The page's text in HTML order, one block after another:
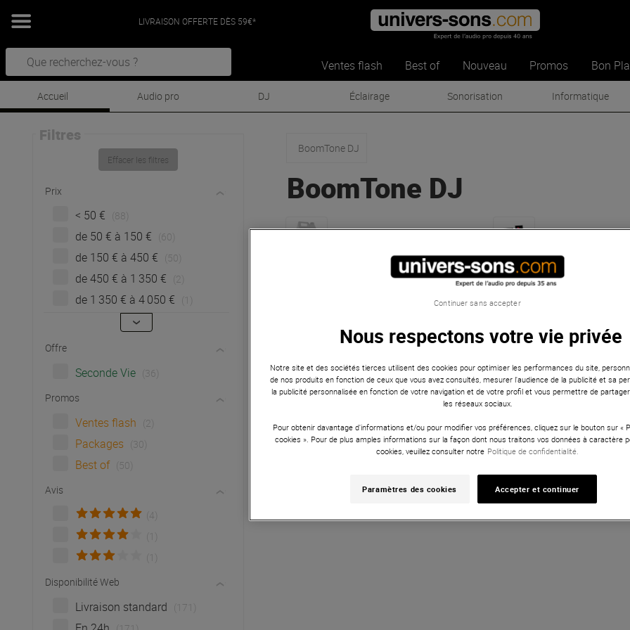
LIVRAISON OFFERTE DÈS 59€*
Ventes flash Best of Nouveau Promos Bon
Accueil Audio pro DJ Éclairage Sonorisation Informatique
Filtres
Effacer les filtres
Prix
< 50 € (88)
de 50 € à 150 € (60)
de 150 € à 450 € (50)
de 450 € à 1 350 € (2)
de 1 350 € à 4 050 €
Offre
Seconde Vie
(36)
Promos
Ventes flash (2)
Packages (30)
Best of
(50)
Avis
(4)
Disponibilité Web
Livraison standard (171)
BoomTone DJ
BoomTone DJ
Status : 0 - Message : error
Vous avez vu 20 sur
Nous respectons votre vie privée
Notre site et des sociétés tierces utilisent des cookies pour optimiser les performances du site,
de nos produits en fonction de ceux que vous avez consultés, mesurer l'audience de la publicité et sa
la publicité personnalisée en fonction de votre navigation et de votre profil et vous permettre de
les réseaux sociaux.
Pour obtenir davantage d'informations et/ou pour modifier vos préférences, cliquez sur le bouton sur «
cookies ». Pour de plus amples informations sur la façon dont nous traitons vos données à caractère
cookies, veuillez consulter notre Politique de confidentialité.
Paramètres des cookies Accepter et continuer
Continuer sans accepter